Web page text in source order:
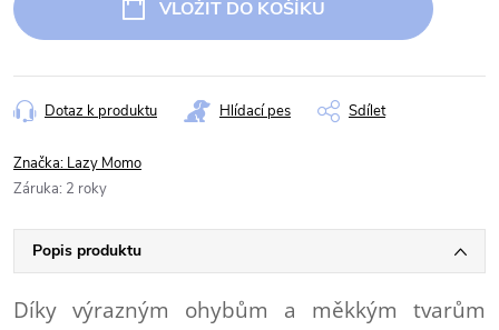
VLOŽIT DO KOŠÍKU
Dotaz k produktu Hlídací pes Sdílet
Značka: Lazy Momo
Záruka: 2 roky
Popis produktu
Díky výrazným ohybům a měkkým tvarům